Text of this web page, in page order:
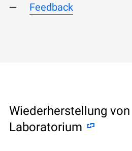
Feedback
Wiederherstellung
Laboratorium